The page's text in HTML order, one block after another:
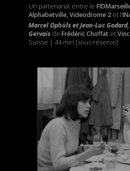
Un partenariat entre le
Alphabetville, Videodrome 2 et l’
Marcel Ophüls et Jean-Luc
Gervaisde Frédéric Choffat et
Suisse | 44 min [sous réserve]